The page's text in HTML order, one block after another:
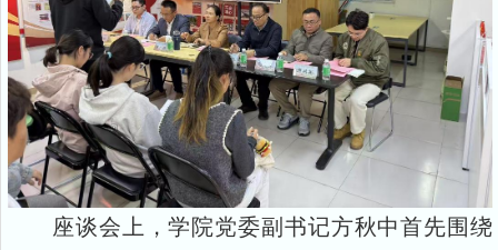
座谈会上，学院党委副书记方秋中首先围绕